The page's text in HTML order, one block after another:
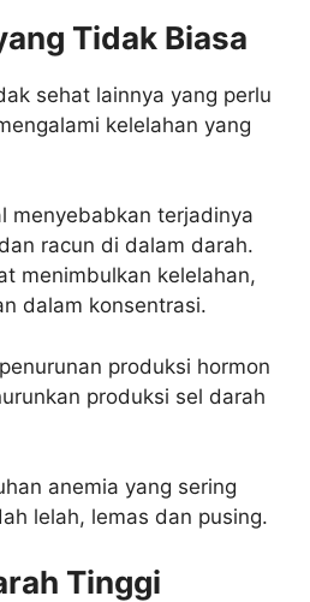
Tidak Biasa
sehat lainnya yang perlu
kelelahan yang
menyebabkan terjadinya
racun di dalam darah.
menimbulkan kelelahan,
dalam konsentrasi.
produksi hormon
produksi sel darah
anemia yang sering
lelah, lemas dan pusing.
Tinggi